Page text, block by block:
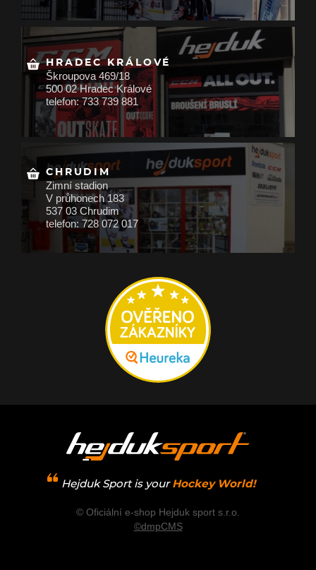
HRADEC KRÁLOVÉ
Škroupova 469/18
500 02 Hradec Králové
telefon: 733 739 881
CHRUDIM
Zimní stadion
V průhonech 183
537 03 Chrudim
telefon: 728 072 017
Hejduk Sport is your Hockey World!
© Oficiální e-shop Hejduk sport s.r.o.
©dmpCMS